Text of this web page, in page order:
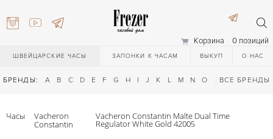
Корзина 0 позиций
ШВЕЙЦАРСКИЕ ЧАСЫ ЗАПОНКИ К ЧАСАМ ВЫКУП О НАС
БРЕНДЫ: A B C D E F G H I J K L M N O Q R S T
ВСЕ БРЕНДЫ
Часы Vacheron
Constantin
Vacheron Constantin Malte Dual Time
Regulator White Gold 42005